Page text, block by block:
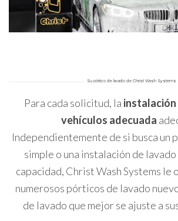
Su pórtico de lavado de Christ Wash Systems
Para cada solicitud, la
vehículos adecuada
Independientemente de si busca un
simple o una instalación de lavado
capacidad, Christ Wash Systems le
numerosos pórticos de lavado
de lavado que mejor se ajuste a